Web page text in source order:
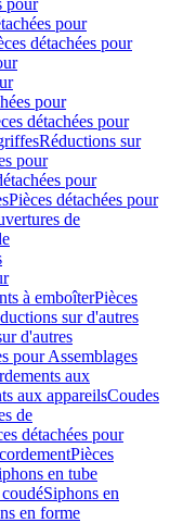
pour
pour
détachées pour
pour
détachées pour
Réductions sur
pour
pour
Pièces détachées pour
de
à emboîterPièces
sur d'autres
d'autres
pour Assemblages
aux
aux appareilsCoudes
de
détachées pour
Pièces
en tube
Siphons en
en forme